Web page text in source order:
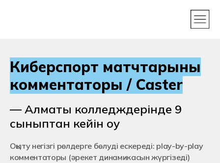
Киберспорт матчтарының
комментаторы / Caster
— Алматы колледждерінде 9
сыныптан кейін оқу
Оқыту негізгі рөлдерге бөлуді ескереді: play-by-play
комментаторы (әрекет динамикасын жүргізеді)